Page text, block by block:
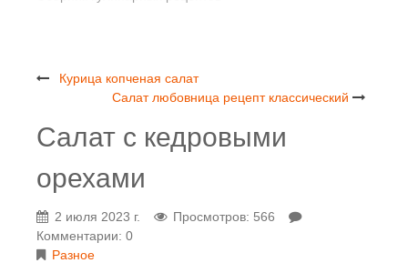
Курица копченая салат
Салат любовница рецепт классический
Салат с кедровыми
орехами
2 июля 2023 г.
Просмотров: 566
Комментарии: 0
Разное